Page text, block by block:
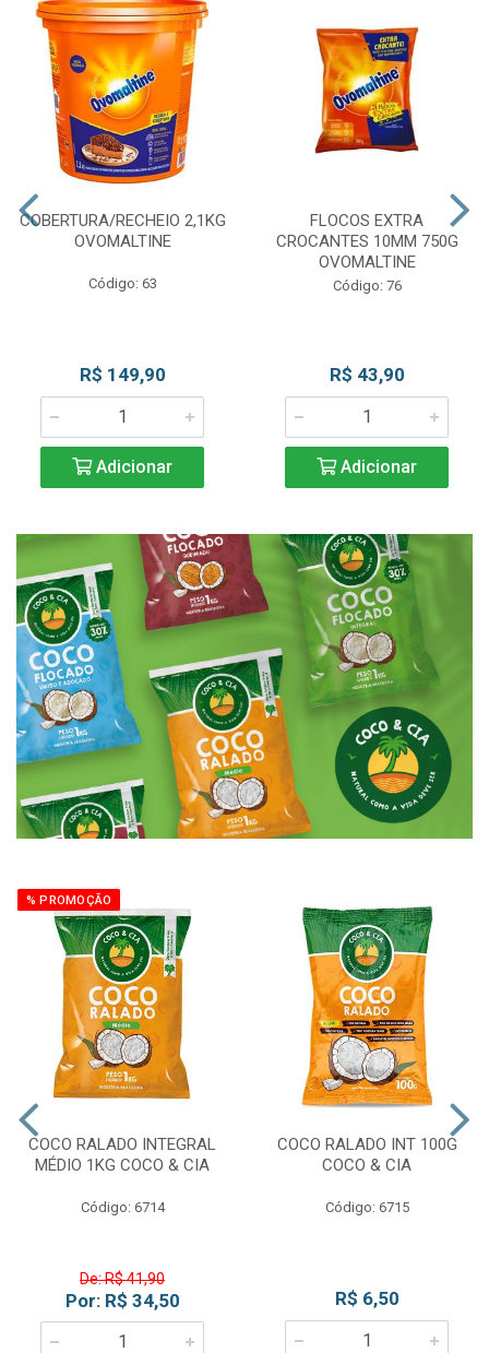
COBERTURA/RECHEIO 2,1KG
OVOMALTINE
Código: 63
R$ 149,90
Adicionar
FLOCOS EXTRA
CROCANTES 10MM 750G
OVOMALTINE
Código: 76
R$ 43,90
Adicionar
% PROMOÇÃO
COCO RALADO INTEGRAL
MÉDIO 1KG COCO & CIA
Código: 6714
De: R$ 41,90
Por: R$ 34,50
COCO RALADO INT 100G
COCO & CIA
Código: 6715
R$ 6,50